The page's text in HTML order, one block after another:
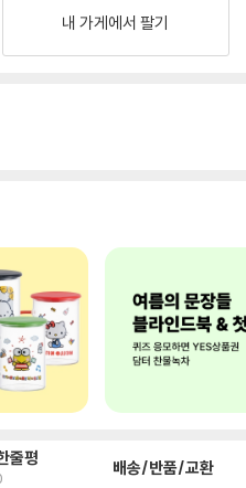
내 가게에서 팔기
줄평 배송/반품/교환